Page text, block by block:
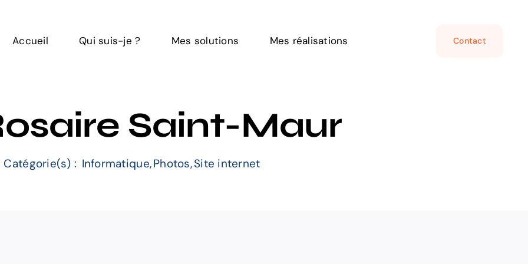
Accueil Qui suis-je ? Mes solutions Mes réalisations Contact
Saint-Maur
Catégorie(s) : Informatique,Photos,Site internet